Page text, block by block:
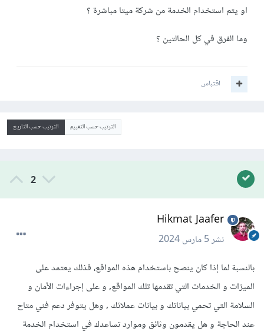
او يتم استخدام الخدمة من شركة ميتا مباشرة ؟
وما الفرق في كل الحالتين ؟
اقتباس
الترتيب حسب التقييم الترتيب حسب التاريخ
2
Hikmat Jaafer
نشر5 مارس 2024
بالنسبة لما إذا كان ينصح باستخدام هذه المواقع، فذلك يعتمد على
الميزات و الخدمات التي تقدمها تلك المواقع, و على إجراءات الأمان و
السلامة التي تحمي بياناتك و بيانات عملائك , وهل يتوفر دعم فني متاح
عند الحاجة و هل يقدمون وثائق وموارد تساعدك في استخدام الخدمة